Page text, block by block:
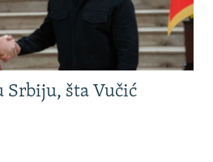
Srbiju, šta Vučić